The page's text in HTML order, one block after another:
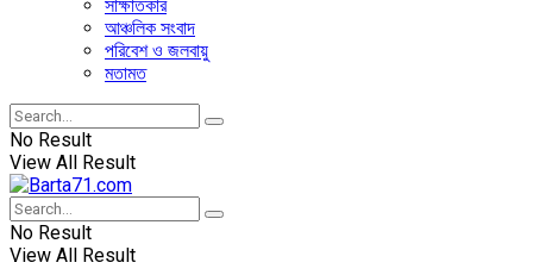
সাক্ষাতকার
আঞ্চলিক সংবাদ
পরিবেশ ও জলবায়ু
মতামত
No Result
View All Result
No Result
View All Result